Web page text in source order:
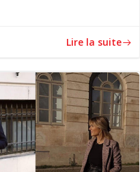
Lire la suite